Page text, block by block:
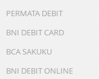
- Ukuran: 6,9 inch
- Teknologi:
Kamera
PERMATA DEBIT
BNI DEBIT CARD
BCA SAKUKU
BNI DEBIT ONLINE